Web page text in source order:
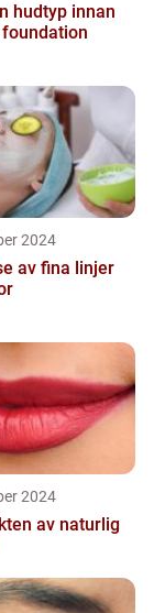
hudtyp innan
2024
av fina linjer
2024
av naturlig